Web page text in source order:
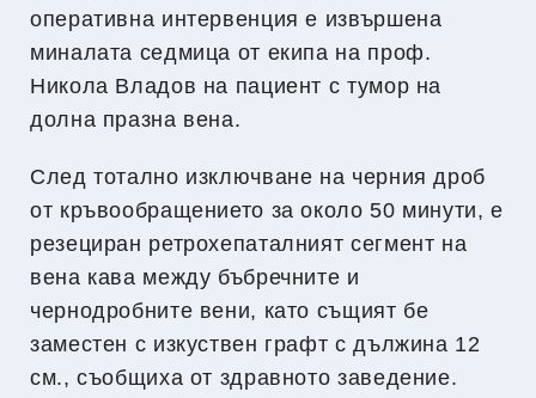
оперативна интервенция е извършена
миналата седмица от екипа на проф.
Никола Владов на пациент с тумор на
долна празна вена.
След тотално изключване на черния дроб
от кръвообращението за около 50 минути, е
резециран ретрохепаталният сегмент на
вена кава между бъбречните и
чернодробните вени, като същият бе
заместен с изкуствен графт с дължина 12
см., съобщиха от здравното заведение.